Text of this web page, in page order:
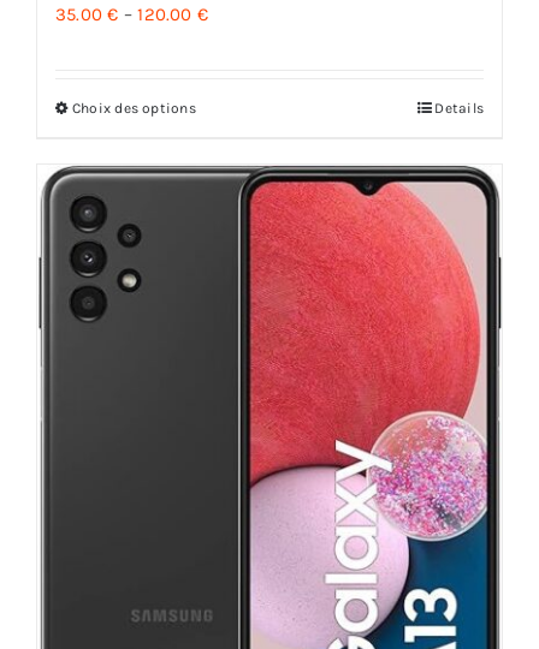
35.00€ –120.00 €
Choix des options Details